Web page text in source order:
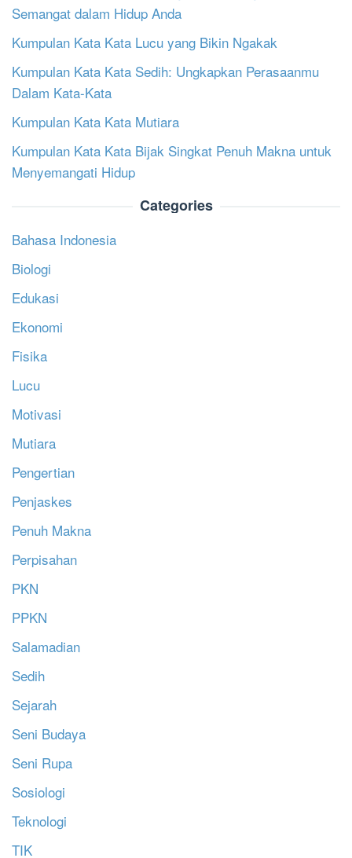
Semangat dalam Hidup Anda
Kumpulan Kata Kata Lucu yang Bikin Ngakak
Kumpulan Kata Kata Sedih: Ungkapkan Perasaanmu
Dalam Kata-Kata
Kumpulan Kata Kata Mutiara
Kumpulan Kata Kata Bijak Singkat Penuh Makna untuk
Menyemangati Hidup
Categories
Bahasa Indonesia
Biologi
Edukasi
Ekonomi
Fisika
Lucu
Motivasi
Mutiara
Pengertian
Penjaskes
Penuh Makna
Perpisahan
PKN
PPKN
Salamadian
Sedih
Sejarah
Seni Budaya
Seni Rupa
Sosiologi
Teknologi
TIK